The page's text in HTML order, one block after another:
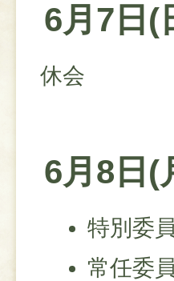
6月7日(
休会
6月8日(
特別委
常任委